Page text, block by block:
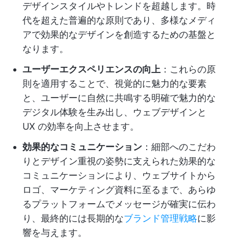
デザインスタイルやトレンドを超越します。時
代を超えた普遍的な原則であり、多様なメディ
アで効果的なデザインを創造するための基盤と
なります。
ユーザーエクスペリエンスの向上 ：これらの原
則を適用することで、視覚的に魅力的な要素
と、ユーザーに自然に共鳴する明確で魅力的な
デジタル体験を生み出し、ウェブデザインと
UX の効率を向上させます。
効果的なコミュニケーション ：細部へのこだわ
りとデザイン重視の姿勢に支えられた効果的な
コミュニケーションにより、ウェブサイトから
ロゴ、マーケティング資料に至るまで、あらゆ
るプラットフォームでメッセージが確実に伝わ
り、最終的には長期的なブランド管理戦略に影
響を与えます。